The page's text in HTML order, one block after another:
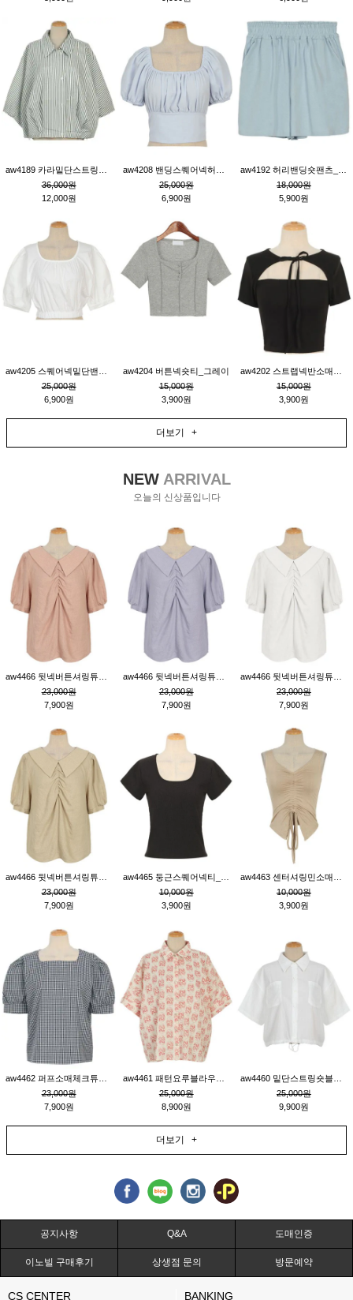
36,000원
12,000원
25,000원
6,900원
18,000원
5,900원
25,000원
6,900원
aw4204 버튼넥숏티_그레이
15,000원
3,900원
15,000원
3,900원
더보기 +
NEWARRIVAL
오늘의 신상품입니다
23,000원
7,900원
23,000원
7,900원
23,000원
7,900원
23,000원
7,900원
10,000원
3,900원
10,000원
3,900원
23,000원
7,900원
25,000원
8,900원
25,000원
9,900원
더보기 +
공지사항 Q&A 도매인증
이노빌 구매후기 상생점 문의 방문예약
CS CENTER BANKING